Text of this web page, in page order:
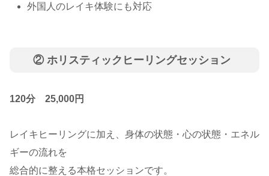
外国人のレイキ体験にも対応
② ホリスティックヒーリングセッション
120分 25,000円
レイキヒーリングに加え、身体の状態・心の状態・エネル
ギーの流れを
総合的に整える本格セッションです。